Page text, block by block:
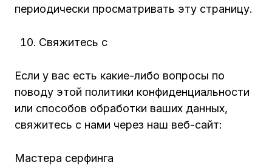
периодически просматривать эту страницу.
Свяжитесь с
Если у вас есть какие-либо вопросы по
поводу этой политики конфиденциальности
или способов обработки ваших данных,
свяжитесь с нами через наш веб-сайт:
Мастера серфинга